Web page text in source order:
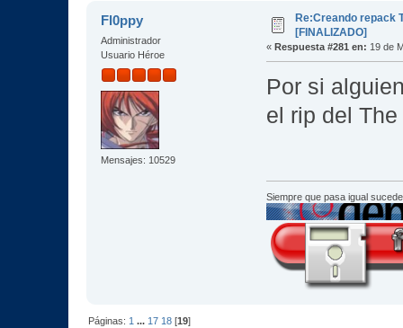
Fl0ppy
Administrador
Usuario Héroe
Mensajes: 10529
Re:Creando repack
[FINALIZADO]
« Respuesta #281 en: 19 de
Por si
el rip del
Siempre que pasa igual
Páginas: 1 ... 17 18 [19]